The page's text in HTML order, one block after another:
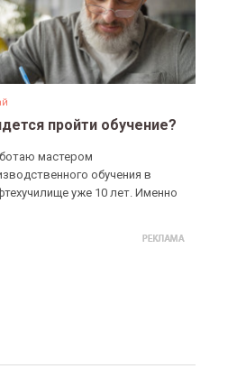
пройти обучение?
мастером
обучения в
уже 10 лет. Именно